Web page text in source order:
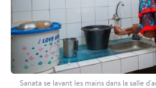
Sanata se lavant les mains dans la salle